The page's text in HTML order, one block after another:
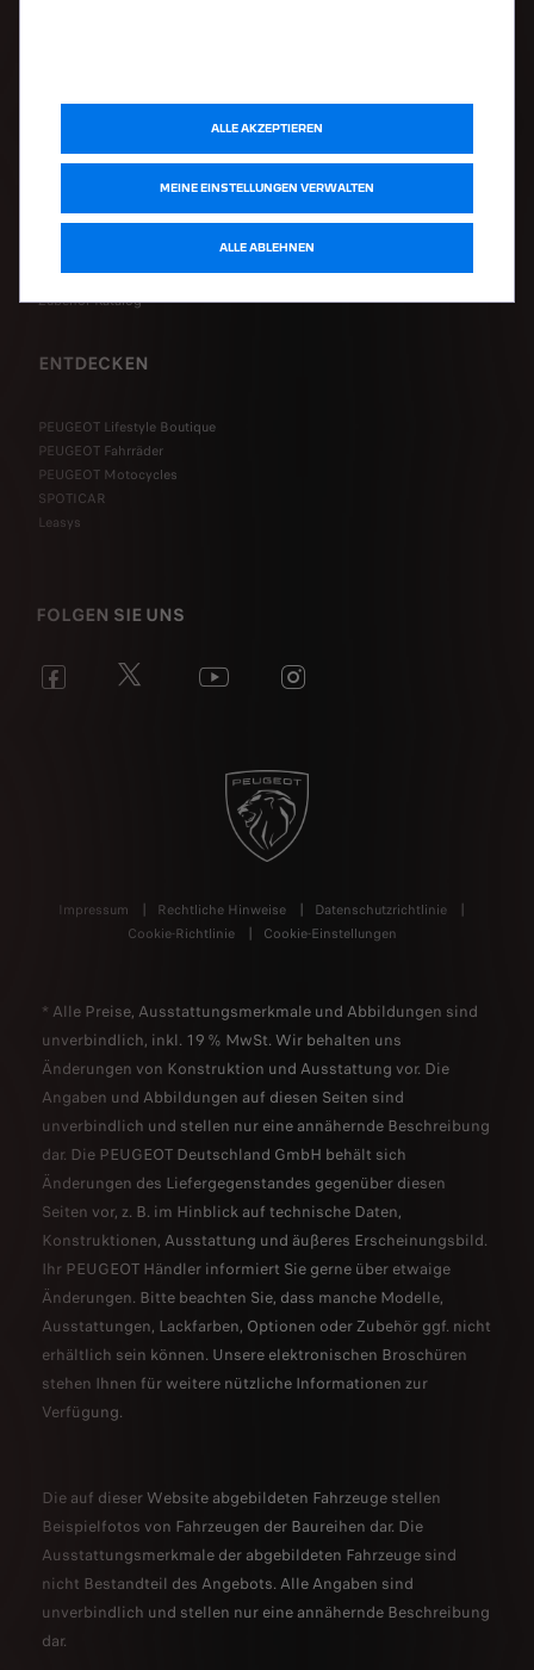
Komplettpreis-Konfigurator
Pannenhilfe PEUGEOT Assistance
PEUGEOT Services Store
Zubehör-Katalog
ENTDECKEN
PEUGEOT Lifestyle Boutique
PEUGEOT Fahrräder
PEUGEOT Motocycles
SPOTICAR
Leasys
FOLGEN SIE UNS
Impressum Rechtliche Hinweise
Datenschutzrichtlinie
Cookie-Richtlinie
Cookie-Einstellungen
* Alle Preise, Ausstattungsmerkmale und Abbildungen sind
unverbindlich, inkl. 19 % MwSt. Wir behalten uns
Änderungen von Konstruktion und Ausstattung vor. Die
Angaben und Abbildungen auf diesen Seiten sind
unverbindlich und stellen nur eine annähernde Beschreibung
dar. Die PEUGEOT Deutschland GmbH behält sich
Änderungen des Liefergegenstandes gegenüber diesen
Seiten vor, z. B. im Hinblick auf technische Daten,
Konstruktionen, Ausstattung und äußeres Erscheinungsbild.
Ihr PEUGEOT Händler informiert Sie gerne über etwaige
Änderungen. Bitte beachten Sie, dass manche Modelle,
Ausstattungen, Lackfarben, Optionen oder Zubehör ggf. nicht
erhältlich sein können. Unsere elektronischen Broschüren
stehen Ihnen für weitere nützliche Informationen zur
Verfügung.
Die auf dieser Website abgebildeten Fahrzeuge stellen
Beispielfotos von Fahrzeugen der Baureihen dar. Die
Ausstattungsmerkmale der abgebildeten Fahrzeuge sind
nicht Bestandteil des Angebots. Alle Angaben sind
unverbindlich und stellen nur eine annähernde Beschreibung
dar.
MEINE EINSTELLUNGEN VERWALTEN
ALLE AKZEPTIEREN
ALLE ABLEHNEN